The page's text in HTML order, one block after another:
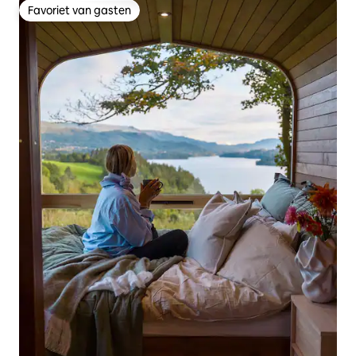
Favoriet van gasten
Favoriet van gasten